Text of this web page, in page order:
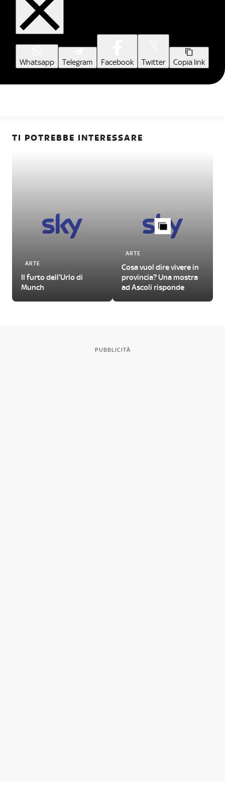
Whatsapp Telegram Facebook Twitter Copia link
TI POTREBBE INTERESSARE
ARTE
Il furto dell'Urlo di
Munch
ARTE
Cosa vuol dire vivere in
provincia? Una mostra
ad Ascoli risponde
PUBBLICITÀ